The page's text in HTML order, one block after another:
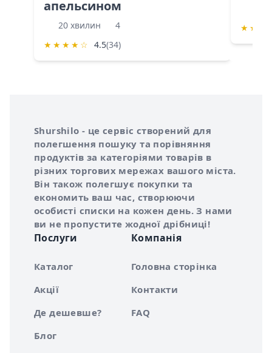
апельсином
20 хвилин
4
★ ★ ★ ★ ☆ 4.5(34)
★ ★
Про сервіс Shurshilo
Shurshilo - це сервіс створений для
полегшення пошуку та порівняння
продуктів за категоріями товарів в
різних торгових мережах вашого міста.
Він також полегшує покупки та
економить ваш час, створюючи
особисті списки на кожен день. З нами
ви не пропустите жодної дрібниці!
Послуги
Каталог
Акції
Де дешевше?
Блог
Компанія
Головна сторінка
Контакти
FAQ